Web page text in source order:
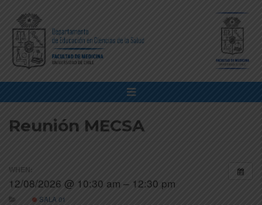
Reunión MECSA
WHEN:
12/08/2026 @ 10:30 am – 12:30 pm
SALA 01